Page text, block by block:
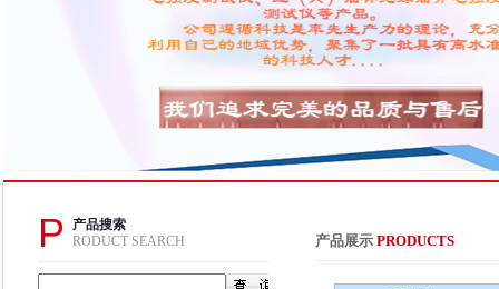
P
产品搜索
RODUCT SEARCH
产品展示 PRODUCTS